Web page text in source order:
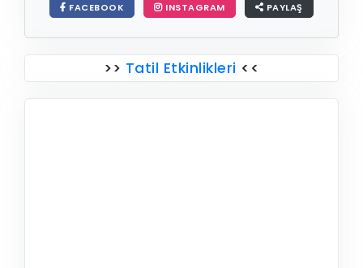
FACEBOOK INSTAGRAM PAYLAŞ
>> Tatil Etkinlikleri <<